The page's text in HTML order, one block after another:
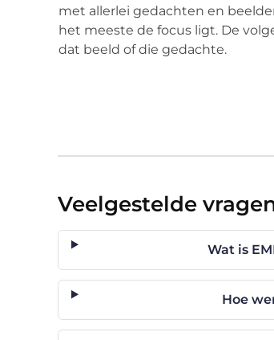
met allerlei gedachten en
het meeste de focus ligt. De
dat beeld of die gedachte.
Veelgestelde
Wat is
Hoe